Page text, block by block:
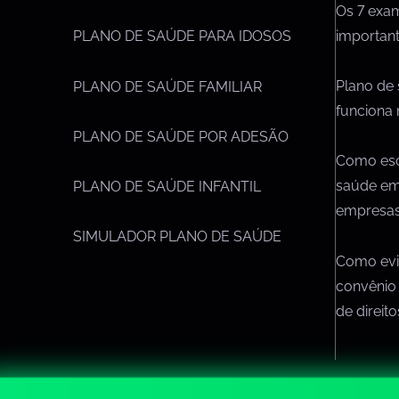
PLANO DE SAÚDE PARA IDOSOS
PLANO DE SAÚDE FAMILIAR
PLANO DE SAÚDE POR ADESÃO
PLANO DE SAÚDE INFANTIL
SIMULADOR PLANO DE SAÚDE
Os 7
Plano de
funciona
Como
saúde
Como
de